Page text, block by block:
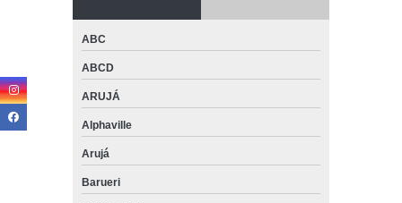
ABC
ABCD
ARUJÁ
Alphaville
Arujá
Barueri